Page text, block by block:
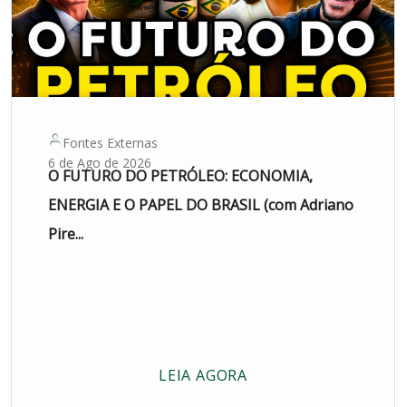
Fontes Externas
6 de Ago de 2026
O FUTURO DO PETRÓLEO: ECONOMIA,
ENERGIA E O PAPEL DO BRASIL (com Adriano
Pire...
LEIA AGORA